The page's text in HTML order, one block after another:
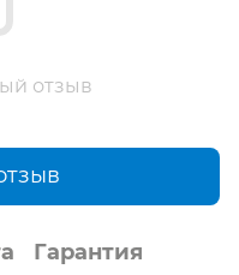
отзыв
Гарантия